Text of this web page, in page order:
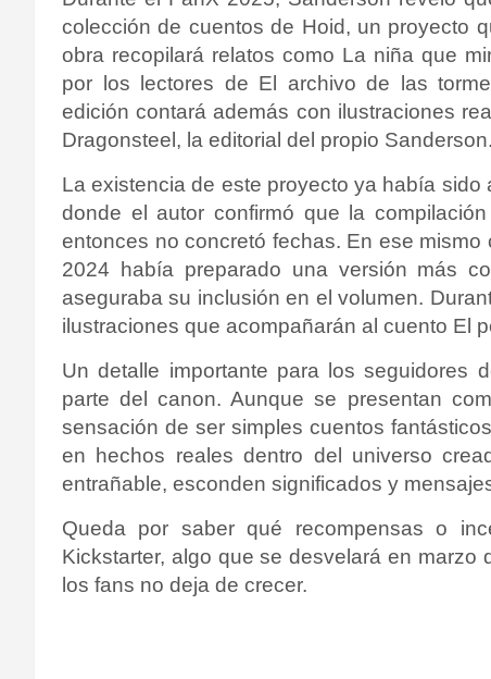
colección de cuentos de Hoid, un proyecto
obra recopilará relatos como La niña que
por los lectores de El archivo de las
edición contará además con ilustraciones
Dragonsteel, la editorial del propio Sanderson.
La existencia de este proyecto ya había
donde el autor confirmó que la
entonces no concretó fechas. En ese
2024 había preparado una versión más
aseguraba su inclusión en el volumen.
ilustraciones que acompañarán al cuento El
Un detalle importante para los seguidores
parte del canon. Aunque se presentan
sensación de ser simples cuentos
en hechos reales dentro del universo
entrañable, esconden significados y
Queda por saber qué recompensas o
Kickstarter, algo que se desvelará en
los fans no deja de crecer.